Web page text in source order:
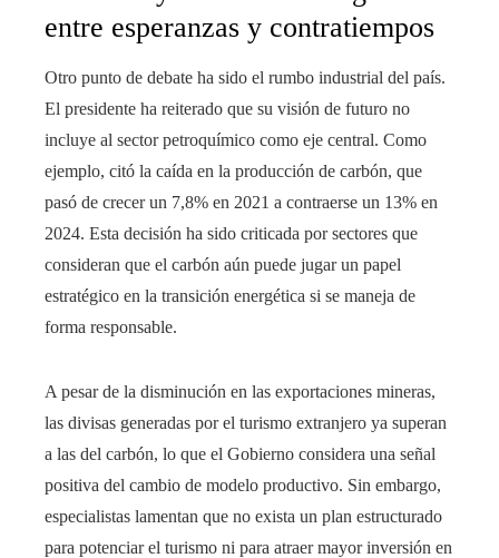
entre esperanzas y contratiempos
Otro punto de debate ha sido el rumbo industrial del país.
El presidente ha reiterado que su visión de futuro no
incluye al sector petroquímico como eje central. Como
ejemplo, citó la caída en la producción de carbón, que
pasó de crecer un 7,8% en 2021 a contraerse un 13% en
2024. Esta decisión ha sido criticada por sectores que
consideran que el carbón aún puede jugar un papel
estratégico en la transición energética si se maneja de
forma responsable.
A pesar de la disminución en las exportaciones mineras,
las divisas generadas por el turismo extranjero ya superan
a las del carbón, lo que el Gobierno considera una señal
positiva del cambio de modelo productivo. Sin embargo,
especialistas lamentan que no exista un plan estructurado
para potenciar el turismo ni para atraer mayor inversión en